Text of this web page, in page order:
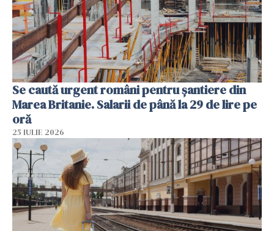
Se caută urgent români pentru șantiere din
Marea Britanie. Salarii de până la 29 de lire pe
oră
25 IULIE 2026